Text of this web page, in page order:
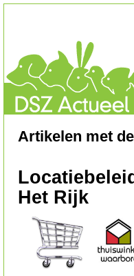
Artikelen met
Het Rijk